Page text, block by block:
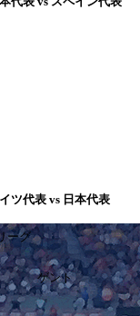
ツ代表 vs 日本代表
ーグ
ゲント